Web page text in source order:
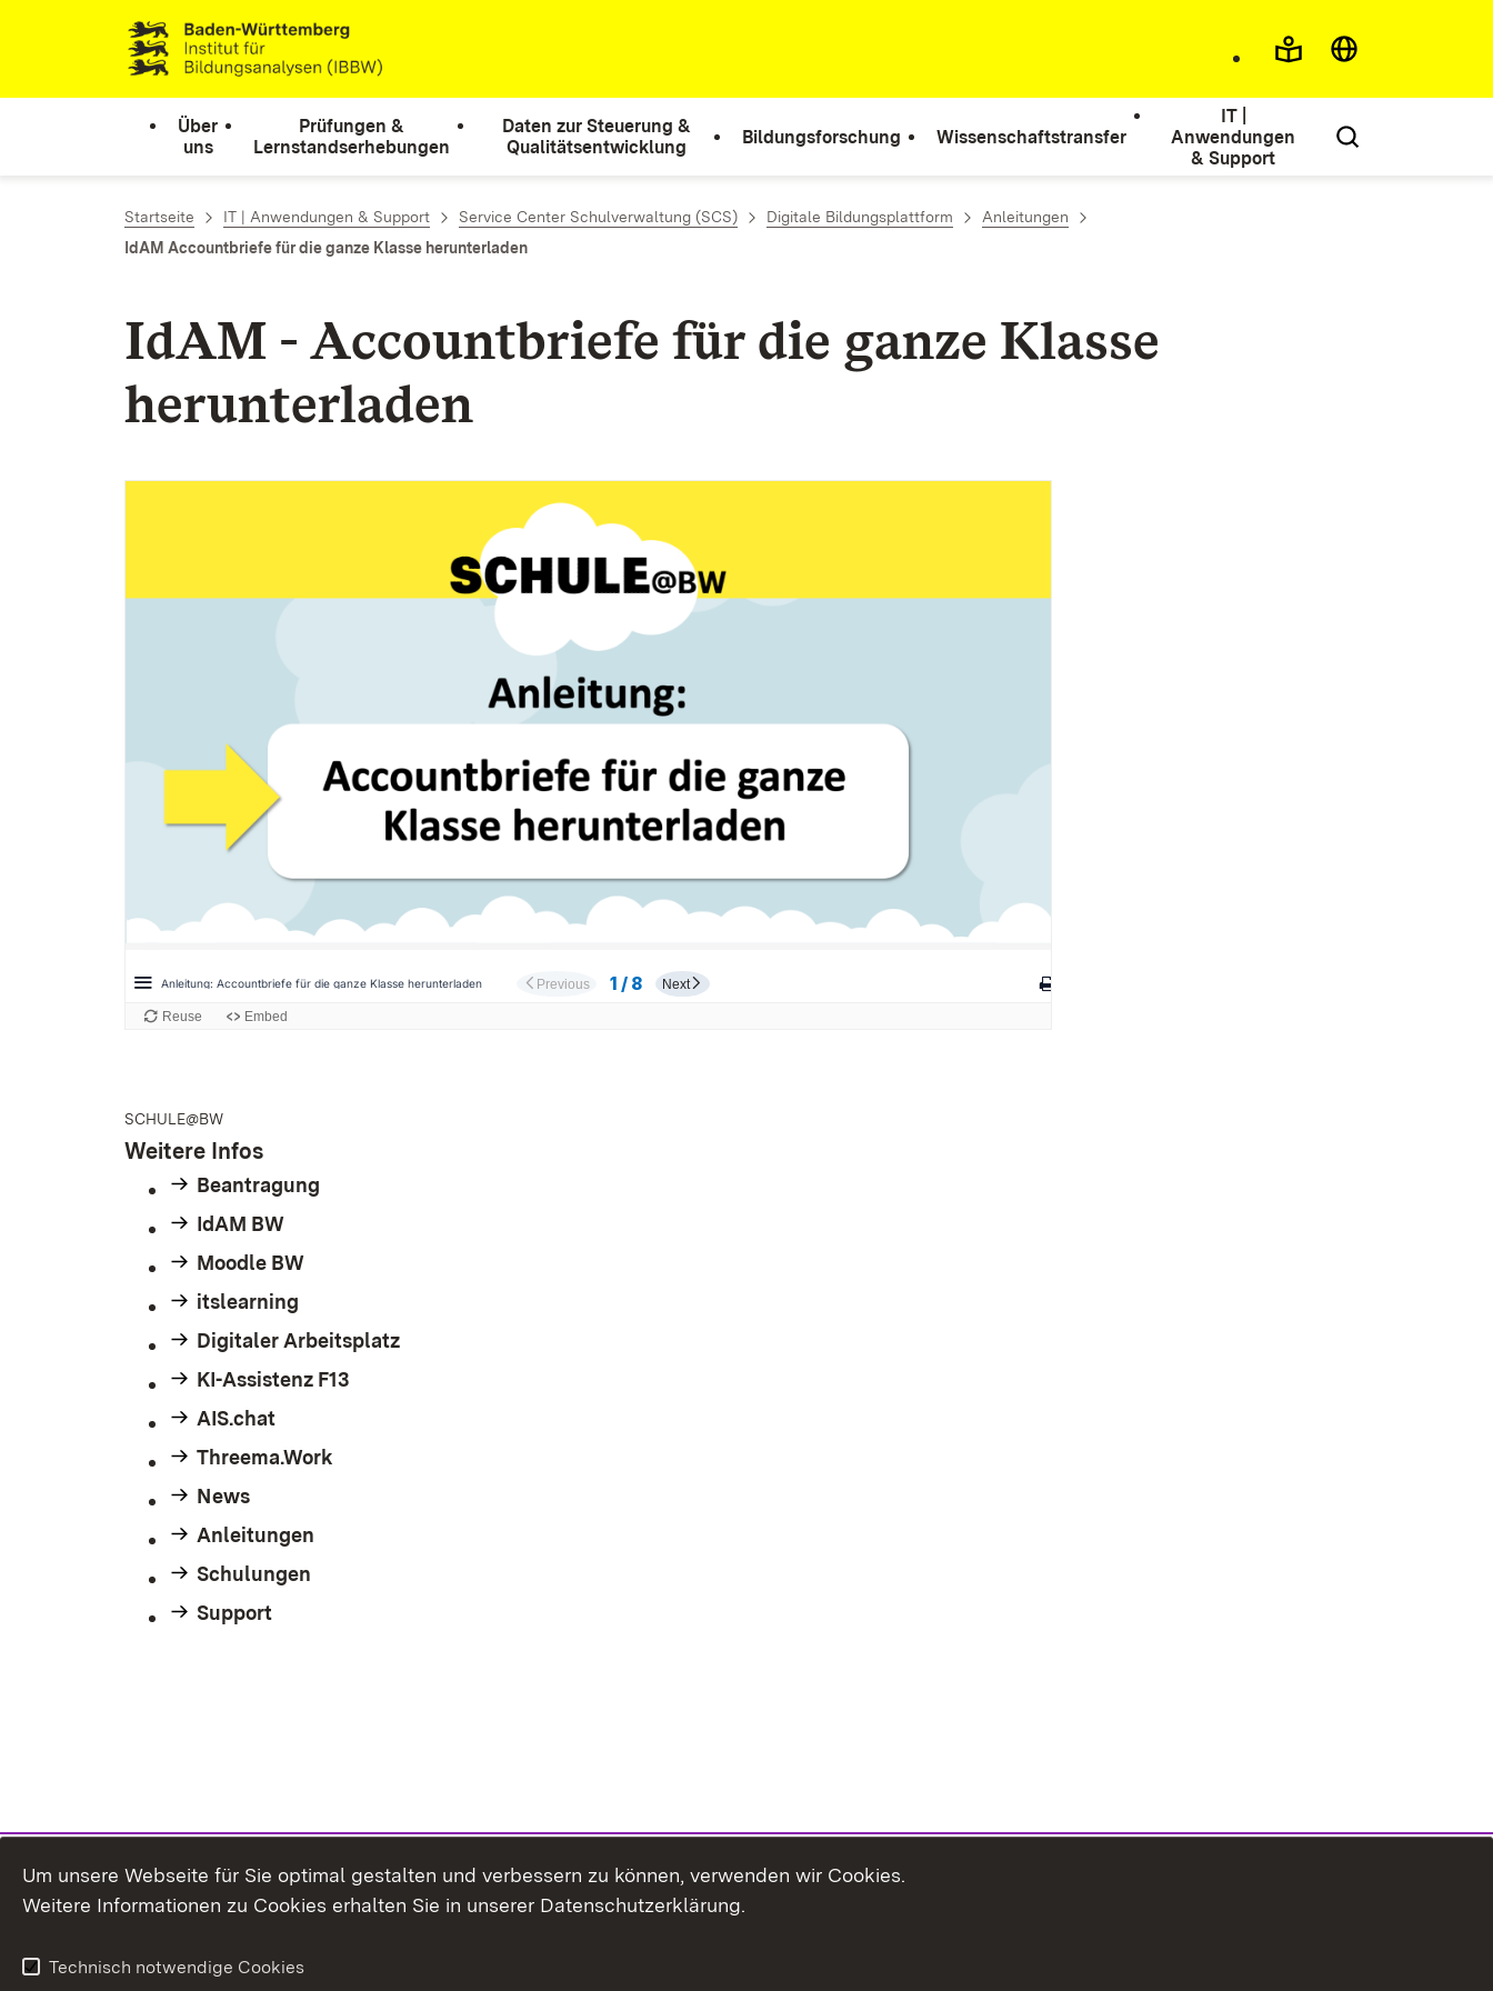
Zum Inhalt springen
Link zur Startseite
Über
uns
Prüfungen &
Lernstandserhebungen
Daten zur Steuerung &
Qualitätsentwicklung
Bildungsforschung Wissenschaftstransfer
IT |
Anwendungen
& Support
Startseite IT | Anwendungen & Support Service Center Schulverwaltung (SCS) Digitale Bildungsplattform
Anleitungen
IdAM Accountbriefe für die ganze Klasse herunterladen
IdAM - Accountbriefe für die ganze Klasse
herunterladen
SCHULE@BW
Weitere Infos
Beantragung
IdAM BW
Moodle BW
itslearning
Digitaler Arbeitsplatz
KI-Assistenz F13
AIS.chat
Threema.Work
News
Anleitungen
Schulungen
Support
Um unsere Webseite für Sie optimal gestalten und verbessern zu können, verwenden wir Cookies.
Weitere Informationen zu Cookies erhalten Sie in unserer Datenschutzerklärung.
Technisch notwendige Cookies